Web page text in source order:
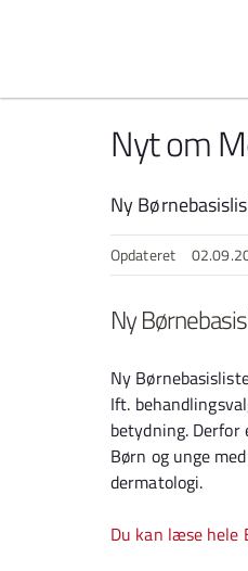
Nyt om
Ny
Opdateret
Ny
Ny
Ift.
betydning.
Børn og unge
dermatologi.
Du kan læse hele